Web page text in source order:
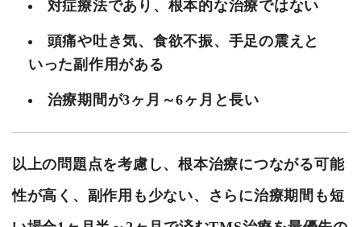
対症療法であり、根本的な治療ではない
頭痛や吐き気、食欲不振、手足の震えと
いった副作用がある
治療期間が3ヶ月～6ヶ月と長い
以上の問題点を考慮し、根本治療につながる可能
性が高く、副作用も少ない、さらに治療期間も短